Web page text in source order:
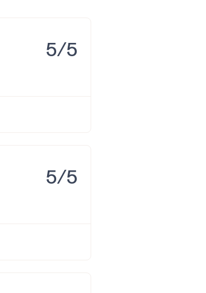
5/5
actividades5/5